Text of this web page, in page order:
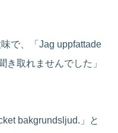
で、「Jag uppfattade
き取れませんでした」
bakgrundsljud.」と